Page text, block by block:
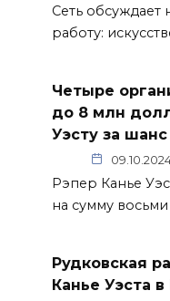
Сеть
работу:
Четыре
до 8 млн
Уэсту за
Рэпер Канье
на сумму восьми
Рудковская
Канье Уэста